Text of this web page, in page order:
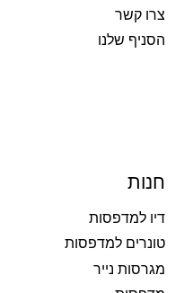
צרו קשר
הסניף שלנו
חנות
דיו למדפסות
טונרים למדפסות
מגרסות נייר